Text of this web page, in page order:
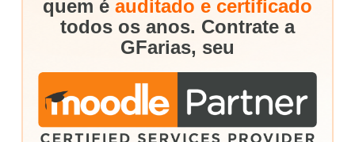
quem é auditado e certificado
todos os anos. Contrate a
GFarias, seu